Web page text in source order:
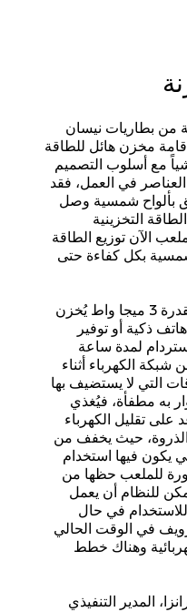
يساوي 148 بطارية من بطاريات نيسان
مخزن هائل للطاقة
مع أسلوب التصميم
العناصر في العمل، فقد
بألواح شمسية وصل
الطاقة التخزينية
الآن توزيع الطاقة
بكل كفاءة حتى
فهذا النظام الهائل الذي يتمتع بقدرة 3 ميجا واط يُخزن
طاقة كافية لشحن 500,000 هاتف ذكية أو توفير
لمدة ساعة
الكهرباء أثناء
التي لا يستضيف بها
به مطفأة، فيُغذي
على تقليل الكهرباء
حيث يخفف من
يكون فيها استخدام
للملعب حظها من
للنظام أن يعمل
للاستخدام في حال
في الوقت الحالي
وهناك خطط
المدير التنفيذي